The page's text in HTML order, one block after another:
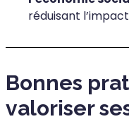
réduisant
Bonnes
valoriser